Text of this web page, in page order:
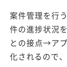
案件管理を行
件の進捗状況
との接点→ア
化されるので